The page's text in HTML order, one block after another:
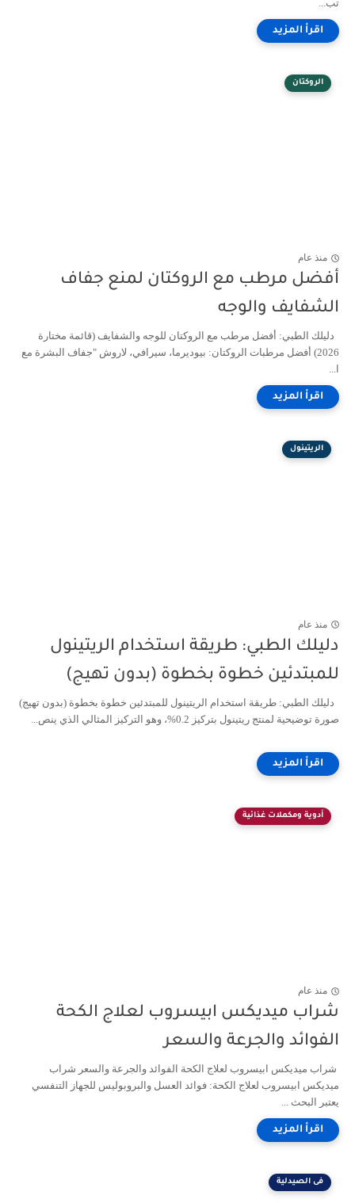
تب...
الروكتان
منذ عام
أفضل مرطب مع الروكتان لمنع جفاف
الشفايف والوجه
دليلك الطبي: أفضل مرطب مع الروكتان للوجه والشفايف (قائمة مختارة
2026) أفضل مرطبات الروكتان: بيوديرما، سيرافي، لاروش "جفاف البشرة مع
ا...
الريتينول
منذ عام
دليلك الطبي: طريقة استخدام الريتينول
للمبتدئين خطوة بخطوة (بدون تهيج)
دليلك الطبي: طريقة استخدام الريتينول للمبتدئين خطوة بخطوة (بدون تهيج)
صورة توضيحية لمنتج ريتينول بتركيز 0.2%، وهو التركيز المثالي الذي ينص...
أدوية ومكملات غذائية
منذ عام
شراب ميديكس ابيسروب لعلاج الكحة
الفوائد والجرعة والسعر
شراب ميديكس ابيسروب لعلاج الكحة الفوائد والجرعة والسعر شراب
ميديكس ابيسروب لعلاج الكحة: فوائد العسل والبروبوليس للجهاز التنفسي
يعتبر البحث ...
فى الصيدلية